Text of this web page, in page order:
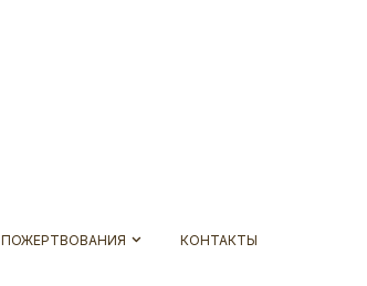
ПОЖЕРТВОВАНИЯ КОНТАКТЫ